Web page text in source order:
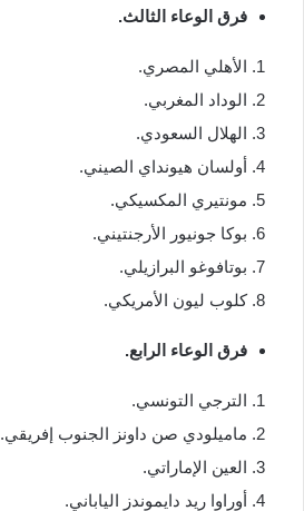
فرق الوعاء الثالث.
الأهلي المصري.
الوداد المغربي.
الهلال السعودي.
أولسان هيونداي الصيني.
مونتيري المكسيكي.
بوكا جونيور الأرجنتيني.
بوتافوغو البرازيلي.
كلوب ليون الأمريكي.
فرق الوعاء الرابع.
الترجي التونسي.
ماميلودي صن داونز الجنوب إفريقي.
العين الإماراتي.
أوراوا ريد دايموندز الياباني.